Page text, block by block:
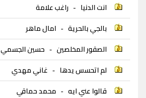
انت الدنيا - راغب علامة
بالجي بالحرية - امال ماهر
الصقور المخلصين - حسين الجسمي
لم اتحسس يدها - غاني مهدي
قالوا عني ايه - محمد حماقي